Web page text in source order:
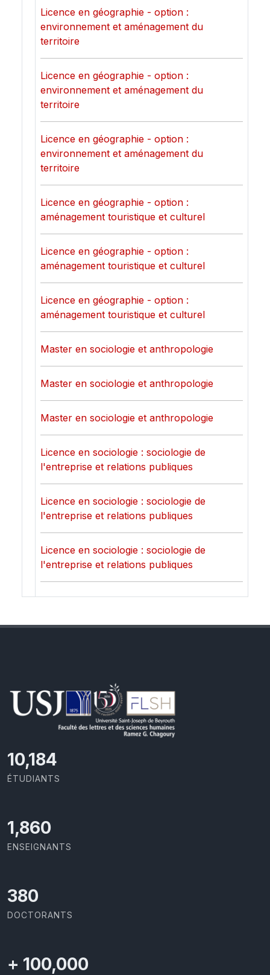
Licence en géographie - option :
environnement et aménagement du
territoire
Licence en géographie - option :
environnement et aménagement du
territoire
Licence en géographie - option :
environnement et aménagement du
territoire
Licence en géographie - option :
aménagement touristique et culturel
Licence en géographie - option :
aménagement touristique et culturel
Licence en géographie - option :
aménagement touristique et culturel
Master en sociologie et anthropologie
Master en sociologie et anthropologie
Master en sociologie et anthropologie
Licence en sociologie : sociologie de
l'entreprise et relations publiques
Licence en sociologie : sociologie de
l'entreprise et relations publiques
Licence en sociologie : sociologie de
l'entreprise et relations publiques
11,727
ÉTUDIANTS
2,142
ENSEIGNANTS
437
DOCTORANTS
+ 100,000